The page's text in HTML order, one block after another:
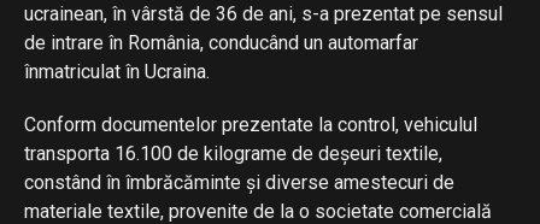
ucrainean, în vârstă de 36 de ani, s-a prezentat pe sensul
de intrare în România, conducând un automarfar
înmatriculat în Ucraina.
Conform documentelor prezentate la control, vehiculul
transporta 16.100 de kilograme de deșeuri textile,
constând în îmbrăcăminte și diverse amestecuri de
materiale textile, provenite de la o societate comercială